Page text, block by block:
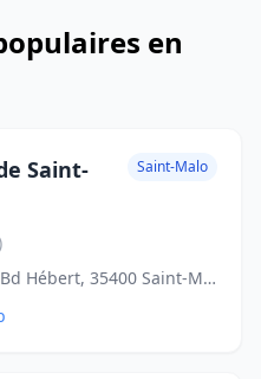
en
Saint-
Saint-Malo
Grande Plage du Sillon, 100 Bd Hébert, 35400 Saint-Malo